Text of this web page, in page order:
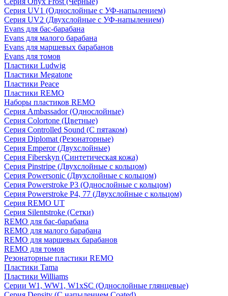
Серия UV1 (Однослойные с УФ-напылением)
Серия UV2 (Двухслойные с УФ-напылением)
Evans для бас-барабана
Evans для малого барабана
Evans для маршевых барабанов
Evans для томов
Пластики Ludwig
Пластики Megatone
Пластики Peace
Пластики REMO
Наборы пластиков REMO
Серия Ambassador (Однослойные)
Серия Colortone (Цветные)
Серия Controlled Sound (С пятаком)
Серия Diplomat (Резонаторные)
Серия Emperor (Двухслойные)
Серия Fiberskyn (Синтетическая кожа)
Серия Pinstripe (Двухслойные с кольцом)
Серия Powersonic (Двухслойные с кольцом)
Серия Powerstroke P3 (Однослойные с кольцом)
Серия Powerstroke P4, 77 (Двухслойные с кольцом)
Серия REMO UT
Серия Silentstroke (Сетки)
REMO для бас-барабана
REMO для малого барабана
REMO для маршевых барабанов
REMO для томов
Резонаторные пластики REMO
Пластики Tama
Пластики Williams
Серии W1, WW1, W1xSC (Однослойные глянцевые)